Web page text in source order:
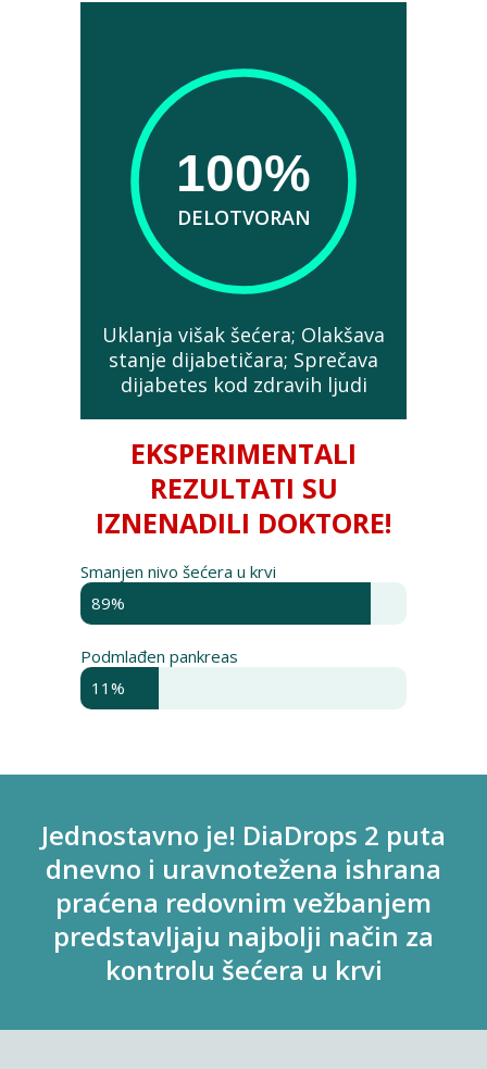
100%
DELOTVORAN
Uklanja višak šećera; Olakšava
stanje dijabetičara; Sprečava
dijabetes kod zdravih ljudi
EKSPERIMENTALI
REZULTATI SU
IZNENADILI DOKTORE!
Smanjen nivo šećera u krvi
89%
Podmlađen pankreas
11%
Jednostavno je! DiaDrops 2 puta
dnevno i uravnotežena ishrana
praćena redovnim vežbanjem
predstavljaju najbolji način za
kontrolu šećera u krvi